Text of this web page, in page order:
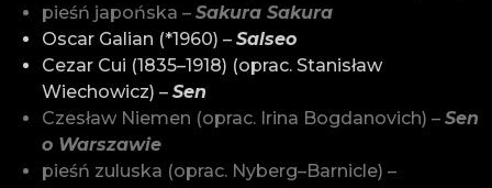
pieśń japońska –Sakura Sakura
Oscar Galian (*1960) –Salseo
Cezar Cui (1835–1918) (oprac. Stanisław
Wiechowicz) –Sen
Czesław Niemen (oprac. Irina Bogdanovich) –Sen
o Warszawie
pieśń zuluska (oprac. Nyberg–Barnicle) –